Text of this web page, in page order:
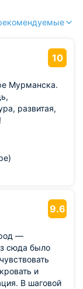
10
Мурманска.
развитая,
9.6
—
сюда было
и
В шаговой